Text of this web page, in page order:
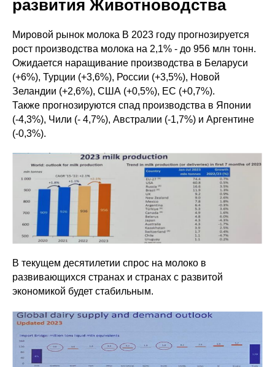
развития Животноводства
Мировой рынок молока В 2023 году прогнозируется
рост производства молока на 2,1% - до 956 млн тонн.
Ожидается наращивание производства в Беларуси
(+6%), Турции (+3,6%), России (+3,5%), Новой
Зеландии (+2,6%), США (+0,5%), ЕС (+0,7%).
Также прогнозируются спад производства в Японии
(-4,3%), Чили (- 4,7%), Австралии (-1,7%) и Аргентине
(-0,3%).
В текущем десятилетии спрос на молоко в
развивающихся странах и странах с развитой
экономикой будет стабильным.